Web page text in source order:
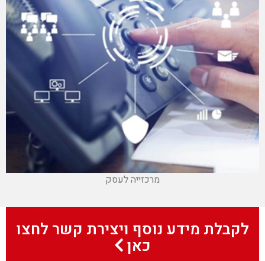
מרכזייה לעסק
לקבלת מידע נוסף ויצירת קשר לחצו
כאן